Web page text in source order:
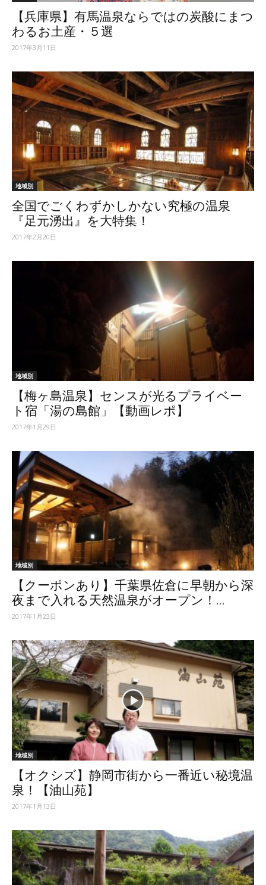
【兵庫県】有馬温泉ならではの炭酸にまつ
わるお土産・５選
2017年3月11日
地域別
全国でごくわずかしかない究極の温泉
『足元湧出』を大特集！
2017年2月20日
地域別
【梅ヶ島温泉】センスが光るプライベー
ト宿「湯の島館」【動画レポ】
2017年1月29日
地域別
【クーポンあり】千葉県佐倉に早朝から深
夜まで入れる天然温泉がオープン！...
2017年1月23日
地域別
【オクシズ】静岡市街から一番近い秘境温
泉！【油山苑】
2017年1月13日